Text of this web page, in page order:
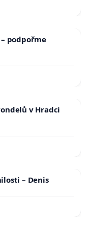
podpořme
v Hradci
– Denis